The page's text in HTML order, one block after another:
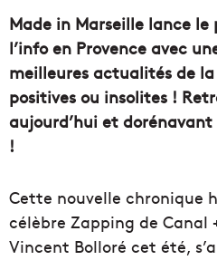
Made in Marseille lance
l’info en Provence avec
meilleures actualités de
positives ou insolites !
aujourd’hui et
!
Cette nouvelle chronique
célèbre Zapping de Canal
Vincent Bolloré cet été,